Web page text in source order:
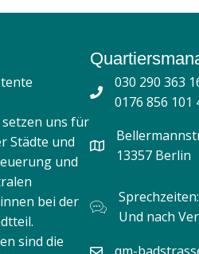
uns für
Städte und
und
bei der
sind die
030 290 363
0176 856 101
13357 Berlin
Und nach